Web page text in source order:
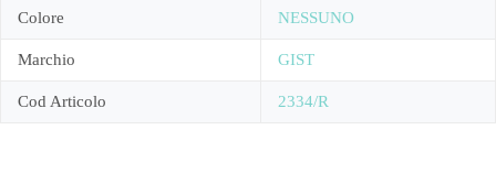
Colore NESSUNO
Marchio GIST
Cod Articolo 2334/R